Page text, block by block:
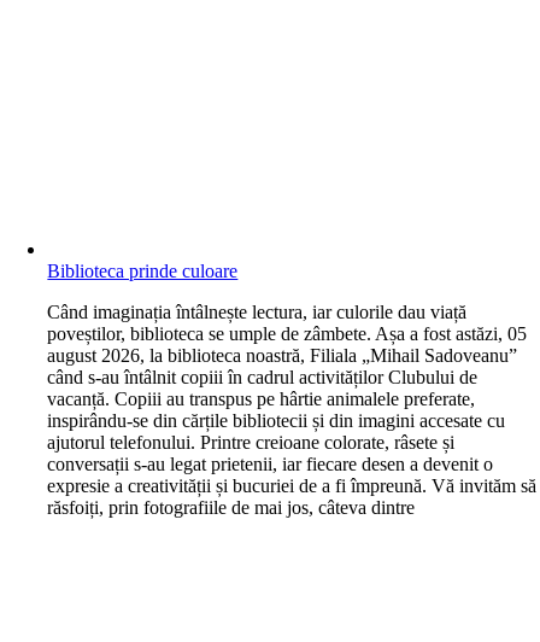
Biblioteca prinde culoare
Când imaginația întâlnește lectura, iar culorile dau viață
poveștilor, biblioteca se umple de zâmbete. Așa a fost astăzi, 05
august 2026, la biblioteca noastră, Filiala „Mihail Sadoveanu”
când s-au întâlnit copiii în cadrul activităților Clubului de
vacanță. Copiii au transpus pe hârtie animalele preferate,
inspirându-se din cărțile bibliotecii și din imagini accesate cu
ajutorul telefonului. Printre creioane colorate, râsete și
conversații s-au legat prietenii, iar fiecare desen a devenit o
expresie a creativității și bucuriei de a fi împreună. Vă invităm să
răsfoiți, prin fotografiile de mai jos, câteva dintre